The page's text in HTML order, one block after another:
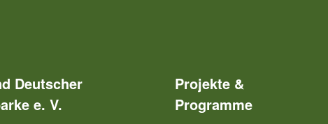
Deutscher
e. V.
Projekte &
Programme